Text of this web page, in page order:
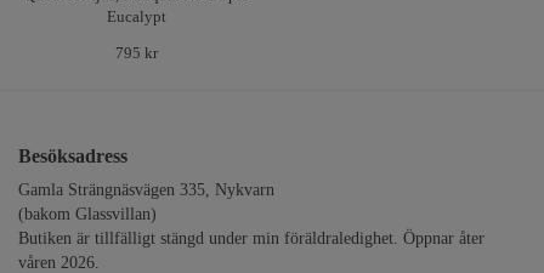
Eucalypt
795 kr
Besöksadress
Gamla Strängnäsvägen 335, Nykvarn
(bakom Glassvillan)
Butiken är tillfälligt stängd under min föräldraledighet. Öppnar åter
våren 2026.